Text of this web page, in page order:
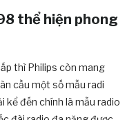
thể hiện phong
thì Philips còn mang
cầu một số mẫu radi
đến chính là mẫu radio